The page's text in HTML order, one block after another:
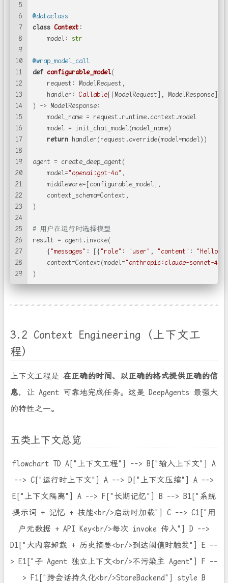
5
6
7
8
9
10
11
12
13
14
15
16
17
18
19
20
21
22
23
24
25
26
27
28
29
@dataclass
class Context:
    model:
str
@wrap_model_call
def configurable_model(
    request: ModelRequest,
    handler:
Callable[[ModelRequest], ModelResponse],
) -> ModelResponse:
    model_name = request.runtime.context.model
    model = init_chat_model(model_name)
return handler(request.override(model=model))
agent = create_deep_agent(
    model=
"openai:gpt-4o" ,
    middleware=[configurable_model],
    context_schema=Context,
)
# 用户在运行时选择模型
result = agent.invoke(
    {
"messages" : [{ "role" : "user" , "content" : "Hello!"
    context=Context(model=
"anthropic:claude-sonnet-4-6"
)
3.2 Context Engineering（上下文工
程）
上下文工程是 在正确的时间、以正确的格式提供正确的信
息，让 Agent 可靠地完成任务。这是 DeepAgents 最强大
的特性之一。
五类上下文总览
flowchart TD A["上下文工程"] --> B["输入上下文"] A
--> C["运行时上下文"] A --> D["上下文压缩"] A -->
E["上下文隔离"] A --> F["长期记忆"] B --> B1["系统
提示词 + 记忆 + 技能<br/>启动时加载"] C --> C1["用
户元数据 + API Key<br/>每次 invoke 传入"] D -->
D1["大内容卸载 + 历史摘要<br/>到达阈值时触发"] E --
> E1["子 Agent 独立上下文<br/>不污染主 Agent"] F --
> F1["跨会话持久化<br/>StoreBackend"] style B